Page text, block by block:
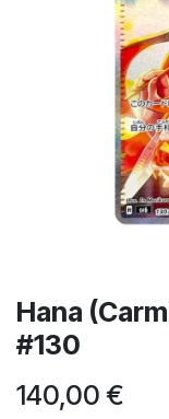
Hana
#130
140,00 €